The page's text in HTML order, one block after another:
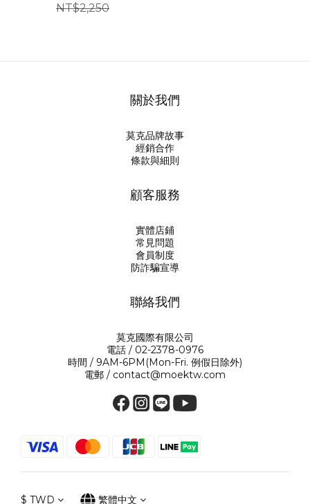
NT$2,250
關於我們
莫克品牌故事
經銷合作
條款與細則
顧客服務
實體店鋪
常見問題
會員制度
防詐騙宣導
聯絡我們
莫克國際有限公司
電話 / 02-2378-0976
時間 / 9AM-6PM(Mon-Fri. 例假日除外)
電郵 / contact@moektw.com
$ TWD 繁體中文